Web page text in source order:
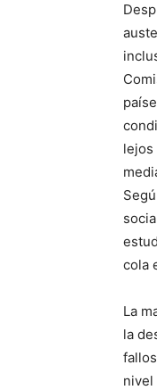
lejos
cola
La
la
nivel